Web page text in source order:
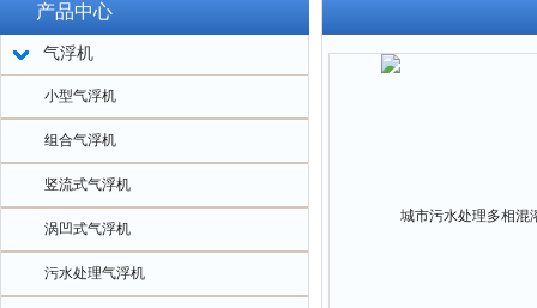
产品中心
气浮机
小型气浮机
组合气浮机
竖流式气浮机
涡凹式气浮机
污水处理气浮机